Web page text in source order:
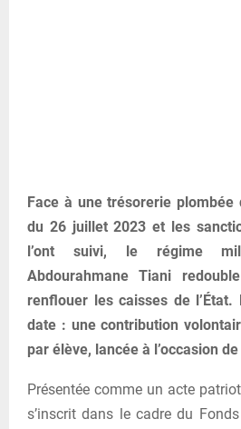
Face à une trésorerie plombée
du 26 juillet 2023 et les
l’ont suivi, le régime
Abdourahmane Tiani
renflouer les caisses de
date : une contribution
par élève, lancée à l’occasion
Présentée comme un acte
s’inscrit dans le cadre du